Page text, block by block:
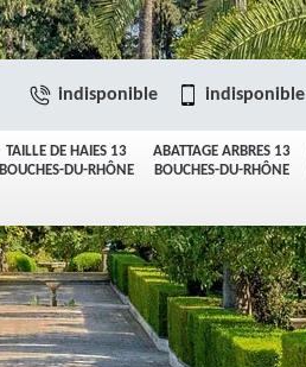
TAILLE DE HAIES 13
BOUCHES-DU-RHÔNE
ABATTAGE ARBRES 13
BOUCHES-DU-RHÔNE
indisponible indisponible